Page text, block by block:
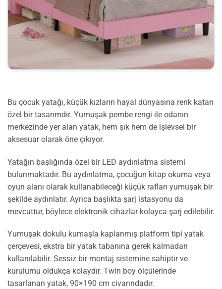
Bu çocuk yatağı, küçük kızların hayal dünyasına renk katan
özel bir tasarımdır. Yumuşak pembe rengi ile odanın
merkezinde yer alan yatak, hem şık hem de işlevsel bir
aksesuar olarak öne çıkıyor.
Yatağın başlığında özel bir LED aydınlatma sistemi
bulunmaktadır. Bu aydınlatma, çocuğun kitap okuma veya
oyun alanı olarak kullanabileceği küçük rafları yumuşak bir
şekilde aydınlatır. Ayrıca başlıkta şarj istasyonu da
mevcuttur, böylece elektronik cihazlar kolayca şarj edilebilir.
Yumuşak dokulu kumaşla kaplanmış platform tipi yatak
çerçevesi, ekstra bir yatak tabanına gerek kalmadan
kullanılabilir. Sessiz bir montaj sistemine sahiptir ve
kurulumu oldukça kolaydır. Twin boy ölçülerinde
tasarlanan yatak, 90×190 cm civarındadır.